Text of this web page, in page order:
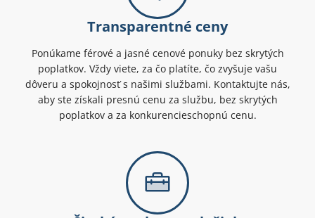
Transparentné ceny
Ponúkame férové a jasné cenové ponuky bez skrytých
poplatkov. Vždy viete, za čo platíte, čo zvyšuje vašu
dôveru a spokojnosť s našimi službami. Kontaktujte nás,
aby ste získali presnú cenu za službu, bez skrytých
poplatkov a za konkurencieschopnú cenu.